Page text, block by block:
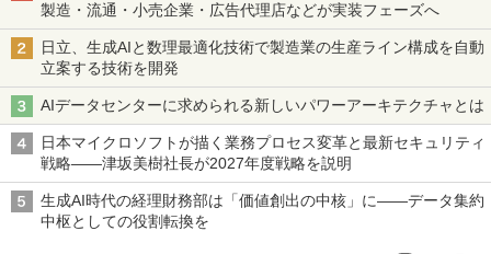
製造・流通・小売企業・広告代理店などが実装フェーズへ
日立、生成AIと数理最適化技術で製造業の生産ライン構成を自動
立案する技術を開発
AIデータセンターに求められる新しいパワーアーキテクチャとは
日本マイクロソフトが描く業務プロセス変革と最新セキュリティ
戦略――津坂美樹社長が2027年度戦略を説明
生成AI時代の経理財務部は「価値創出の中核」に――データ集約
中枢としての役割転換を